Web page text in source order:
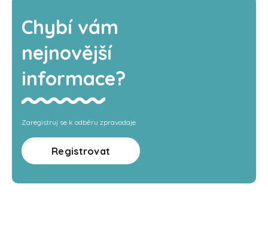
Chybí vám
nejnovější
informace?
Zaregistruj se k odběru zpravodaje
Registrovat